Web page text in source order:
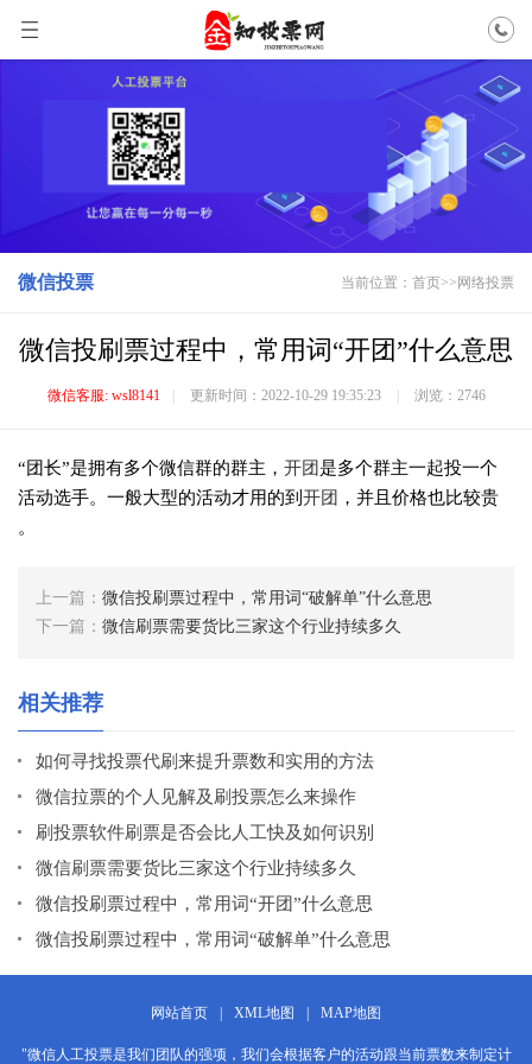
微信投票 当前位置： 首页>> 网络投票
微信投刷票过程中，常用词“开团”什么意思
微信客服: wsl8141 更新时间：2022-10-29 19:35:23 浏览：2746
“团长”是拥有多个微信群的群主， 开团是多个群主一起投一个
活动选手。一般大型的活动才用的到 开团 ，并且价格也比较贵
。
上一篇： 微信投刷票过程中，常用词“破解单”什么意思
下一篇： 微信刷票需要货比三家这个行业持续多久
相关推荐
如何寻找投票代刷来提升票数和实用的方法
微信拉票的个人见解及刷投票怎么来操作
刷投票软件刷票是否会比人工快及如何识别
微信刷票需要货比三家这个行业持续多久
微信投刷票过程中，常用词“开团”什么意思
微信投刷票过程中，常用词“破解单”什么意思
网站首页 XML地图 MAP地图
"微信人工投票是我们团队的强项，我们会根据客户的活动跟当前票数来制定计